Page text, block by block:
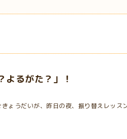
るがた？」！
ょうだいが、昨日の夜、振り替えレッス